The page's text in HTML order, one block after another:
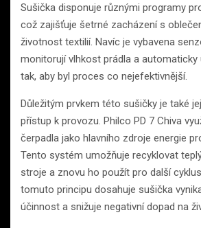
Sušička disponuje různými programy
což zajišťuje šetrné zacházení s
životnost textilií. Navíc je vybavena
monitorují vlhkost prádla a automaticky
tak, aby byl proces co nejefektivnější.
Důležitým prvkem této sušičky je také
přístup k provozu. Philco PD 7 Chiva
čerpadla jako hlavního zdroje energie
Tento systém umožňuje recyklovat
stroje a znovu ho použít pro další
tomuto principu dosahuje sušička
účinnost a snižuje negativní dopad na